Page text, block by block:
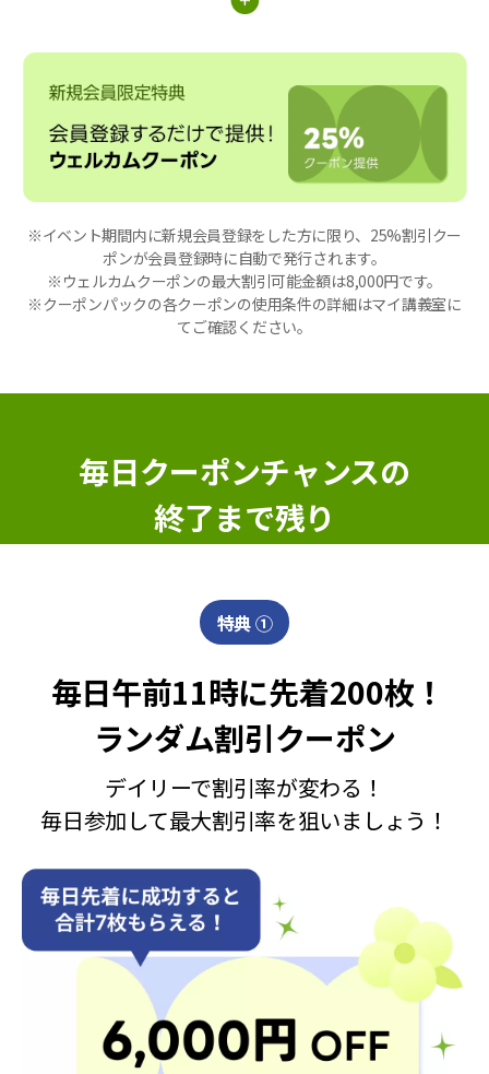
※イベント期間内に新規会員登録をした方に限り、25%割引クー
ポンが会員登録時に自動で発行されます。
※ウェルカムクーポンの最大割引可能金額は8,000円です。
※クーポンパックの各クーポンの使用条件の詳細はマイ講義室に
てご確認ください。
毎日クーポンチャンスの
終了まで残り
特典 ①
毎日午前11時に先着200枚！
ランダム割引クーポン
デイリーで割引率が変わる！
毎日参加して最大割引率を狙いましょう！